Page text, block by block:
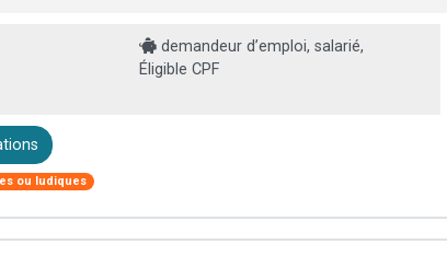
demandeur d’emploi, salarié,
Éligible CPF
ou ludiques